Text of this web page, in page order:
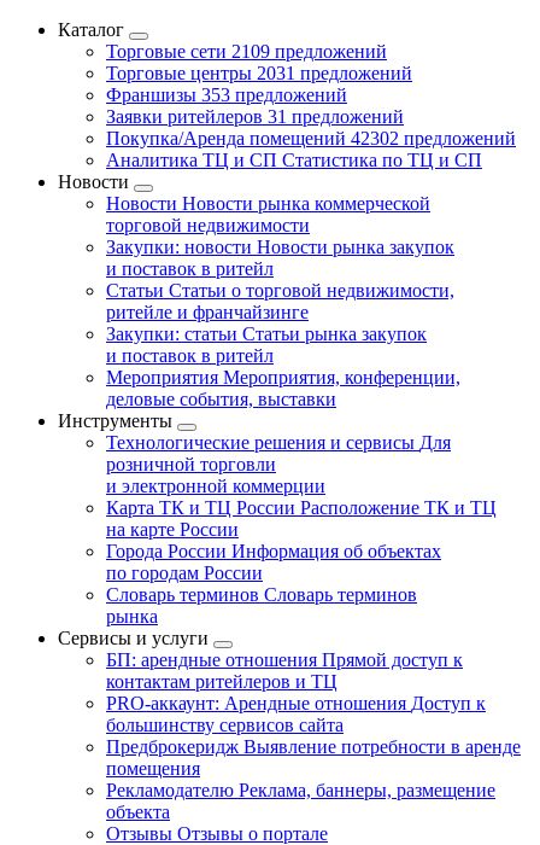
Каталог
Торговые сети 2109 предложений
Торговые центры 2031 предложений
Франшизы 353 предложений
Заявки ритейлеров 31 предложений
Покупка/Аренда помещений 42302 предложений
Аналитика ТЦ и СП Статистика по ТЦ и СП
Новости
Новости Новости рынка коммерческой
торговой недвижимости
Закупки: новости Новости рынка закупок
и поставок в ритейл
Статьи Статьи о торговой недвижимости,
ритейле и франчайзинге
Закупки: статьи Статьи рынка закупок
и поставок в ритейл
Мероприятия Мероприятия, конференции,
деловые события, выставки
Инструменты
Технологические решения и сервисы Для
розничной торговли
и электронной коммерции
Карта ТК и ТЦ России Расположение ТК и ТЦ
на карте России
Города России Информация об объектах
по городам России
Словарь терминов Словарь терминов
рынка
Сервисы и услуги
БП: арендные отношения Прямой доступ к
контактам ритейлеров и ТЦ
PRO-аккаунт: Арендные отношения Доступ к
большинству сервисов сайта
Предброкеридж Выявление потребности в аренде
помещения
Рекламодателю Реклама, баннеры, размещение
объекта
Отзывы Отзывы о портале